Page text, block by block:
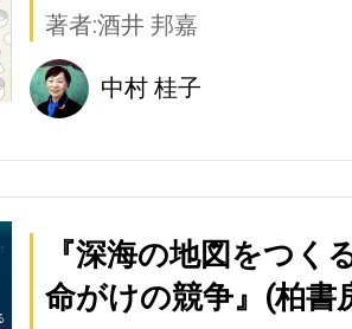
著者:酒井 邦嘉
中村 桂子
『深海の地図をつく
命がけの競争』(柏書